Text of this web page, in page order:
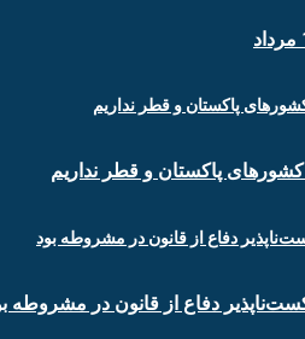
پاکستان و قطر نداریم
دفاع از قانون در مشروطه